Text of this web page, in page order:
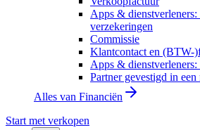
Apps &
verzekeringen
Commissie
Klantcontact en (BTW-
Apps &
Partner gevestigd in
Alles van Financiën
Start met verkopen